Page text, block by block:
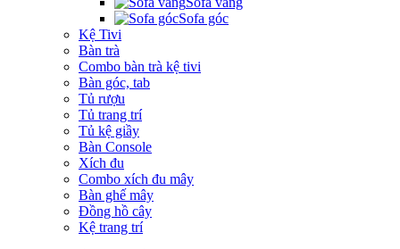
Sofa góc
Kệ Tivi
Bàn trà
Combo bàn trà kệ tivi
Bàn góc, tab
Tủ rượu
Tủ trang trí
Tủ kệ giầy
Bàn Console
Xích đu
Combo xích đu mây
Bàn ghế mây
Đồng hồ cây
Kệ trang trí